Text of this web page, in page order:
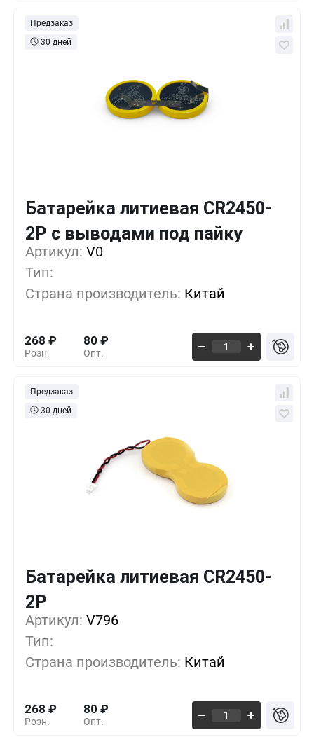
Предзаказ
30 дней
Батарейка литиевая CR2450-
2P с выводами под пайку
Артикул: V0
Тип:
Страна производитель: Китай
Розн.
268 ₽
Опт.
80 ₽
10+
500+
1000+ -55%
Предзаказ
30 дней
Батарейка литиевая CR2450-
2P
Артикул: V796
Тип:
Страна производитель: Китай
Розн.
268 ₽
Опт.
80 ₽
10+ 0%
500+
1000+ -55%